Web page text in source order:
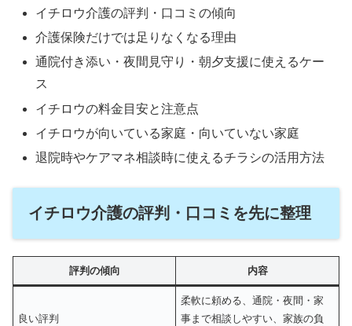
イチロウ介護の評判・口コミの傾向
介護保険だけでは足りなくなる理由
通院付き添い・夜間見守り・朝夕支援に使えるケー
ス
イチロウの料金目安と注意点
イチロウが向いている家庭・向いていない家庭
退院時やケアマネ相談時に使えるチラシの活用方法
イチロウ介護の評判・口コミを先に整理
評判の傾向 内容
良い評判
柔軟に頼める、通院・夜間・家
事まで相談しやすい、家族の負